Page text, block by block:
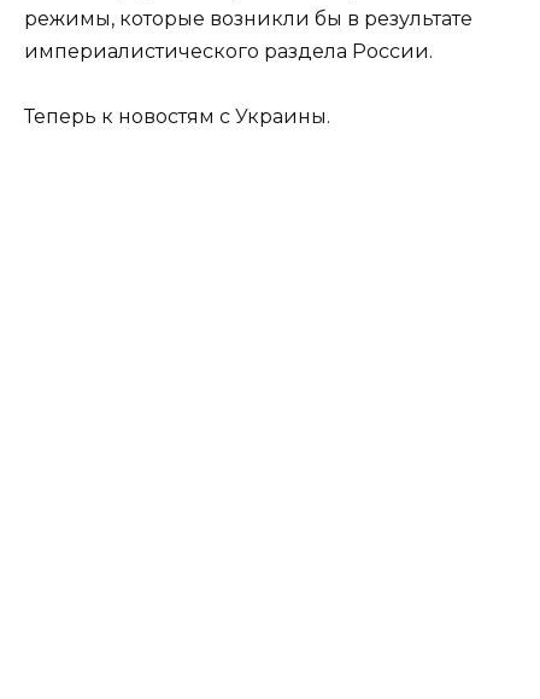
режимы, которые возникли бы в результате
империалистического раздела России.
Теперь к новостям с Украины.